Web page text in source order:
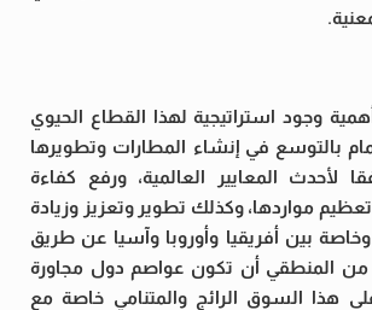
وجود استراتيجية لهذا القطاع الحيوي
بالتوسع في إنشاء المطارات وتطويرها
لأحدث المعايير العالمية، ورفع كفاءة
مواردها، وكذلك تطوير وتعزيز وزيادة
وخاصة بين أفريقيا وأوروبا وآسيا عن طريق
من المنطقي أن تكون عواصم دول مجاورة
هذا السوق الرائج والمتنامي خاصة مع